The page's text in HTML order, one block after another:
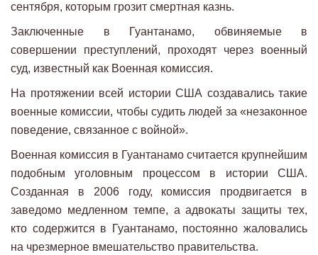
сентября, которым грозит смертная казнь.
Заключенные в Гуантанамо, обвиняемые в
совершении преступлений, проходят через военный
суд, известный как Военная комиссия.
На протяжении всей истории США создавались такие
военные комиссии, чтобы судить людей за «незаконное
поведение, связанное с войной».
Военная комиссия в Гуантанамо считается крупнейшим
подобным уголовным процессом в истории США.
Созданная в 2006 году, комиссия продвигается в
заведомо медленном темпе, а адвокаты защиты тех,
кто содержится в Гуантанамо, постоянно жаловались
на чрезмерное вмешательство правительства.